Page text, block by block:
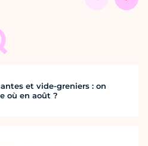
et vide-greniers : on
où en août ?